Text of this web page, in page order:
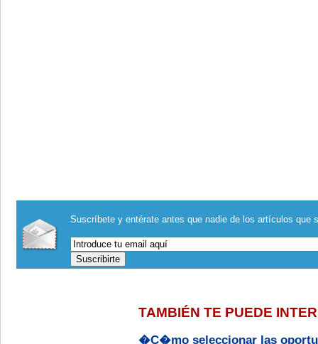
Suscríbete y entérate antes que nadie de los artículos que
TAMBIÉN TE PUEDE
�C�mo seleccionar las